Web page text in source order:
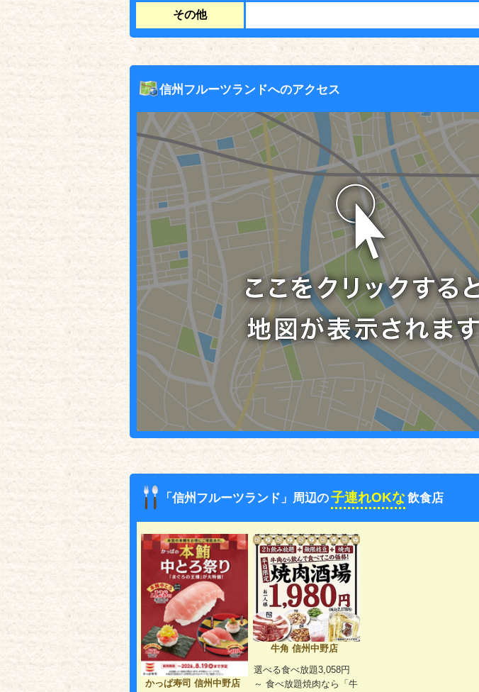
その他
信州フルーツランドへのアクセス
「信州フルーツランド」周辺の子連れOKな飲食店
かっぱ寿司 信州中野店
牛角 信州中野店
選べる食べ放題3,058円
～ 食べ放題焼肉なら「牛